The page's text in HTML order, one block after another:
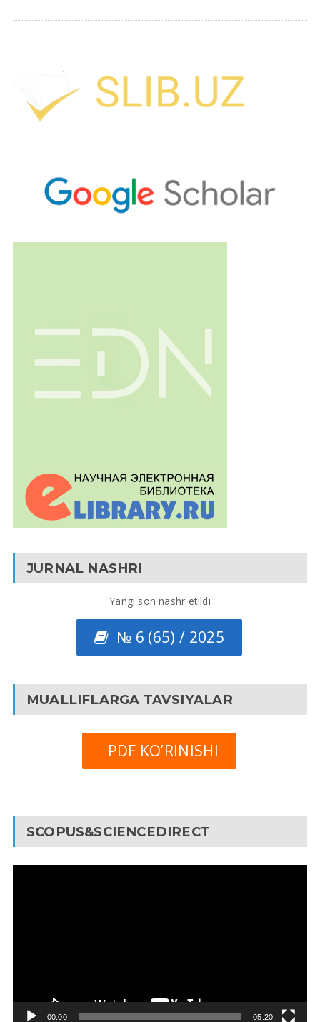
JURNAL NASHRI
Yangi son nashr etildi
№ 6 (65) / 2025
MUALLIFLARGA TAVSIYALAR
PDF KO’RINISHI
SCOPUS&SCIENCEDIRECT
00:00 05:20